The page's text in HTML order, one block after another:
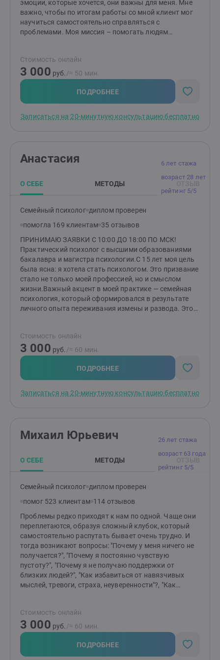
эмоции, которые хочется, они важны для меня. Мне
важно, чтобы по итогам работы со мной клиент мог
научиться самостоятельно справляться с
проблемами. Моя миссия – помогать людям
работы вам отзываются, то буду рада видеть вас на
консультациях. Я работаю индивидуально и в паре от
16 лет (с согласия родителей). НЕ работаю с: теми, кто
не верит в психологию; теми, кого заставили прийти;
тяжёлыми психиатрическими диагнозами; любыми
партнёрами в отношениях.
Стоимость онлайн
3 000 руб. /≈ 50 мин.
ПОДРОБНЕЕ
Записаться на 20-минутную консультацию бесплатно
6 лет стажа
возраст 28 лет
рейтинг 5/5
Анастасия
О СЕБЕ МЕТОДЫ
Семейный психолог диплом проверен
помогла 169 клиентам 35 отзывов
ПРИНИМАЮ ЗАЯВКИ С 10:00 ДО 18:00 ПО МСК!
Практический психолог с высшими образованиями
бакалавра и магистра психологии.С 15 лет моя цель
была ясна: я хотела стать психологом. Это призвание
стало не только моей профессией, но и смыслом
жизни.Важный акцент в моей практике — семейная
психология, который сформировался в результате
личного опыта переживания измены и развода. Этот
отношений, а также заглянуть в «формулу»
любви.Помимо этого, я помогаю людям справляться
с посттравматическим стрессовым расстройством
(ПТСР), неопределенностью в жизни и повышенной
тревожностью, низкой самооценкой. Я понимаю, как
отношения с окружающими. Также я работаю с
реакциями.Сегодня я опираюсь как на накопленные
опыт, чтобы помочь людям справиться со
сложностями в себе, в отношениях с партнером или
в семейной жизни и в вашем внутреннем
поддержать вас на вашем пути к лучшей жизни.
Стоимость онлайн
3 000 руб. /≈ 60 мин.
ПОДРОБНЕЕ
Записаться на 20-минутную консультацию бесплатно
26 лет стажа
возраст 63 года
рейтинг 5/5
Михаил Юрьевич
О СЕБЕ МЕТОДЫ
Семейный психолог диплом проверен
помог 523 клиентам 114 отзывов
Проблемы редко приходят к нам по одной. Чаще они
переплетаются, образуя сложный клубок, который
самостоятельно распутать бывает очень трудно. И
тогда возникают вопросы: "Почему у меня ничего не
получается?", "Почему я постоянно чувствую
пустоту?", "Почему я не получаю поддержки от
близких людей?", "Как избавиться от навязчивых
мыслей, тревоги, страха, неуверенности"?, "Как
клубок, найти причину "негативных сценариев",
научиться понимать себя и свои состояния,
выстраивать здоровые отношения с близкими
людьми и окружающими, выйти из замкнутого круга,
делать свою жизнь лучше и получать от нее
Стоимость онлайн
3 000 руб. /≈ 60 мин.
ПОДРОБНЕЕ